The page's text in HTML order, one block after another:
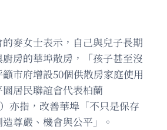
麥女士表示，自己與兒子長期
房的華埠散房，「孩子甚至沒
市府增設50個供散房家庭使用
居民聯誼會代表柏蘭
亦指，改善華埠「不只是保存
尊嚴、機會與公平」。